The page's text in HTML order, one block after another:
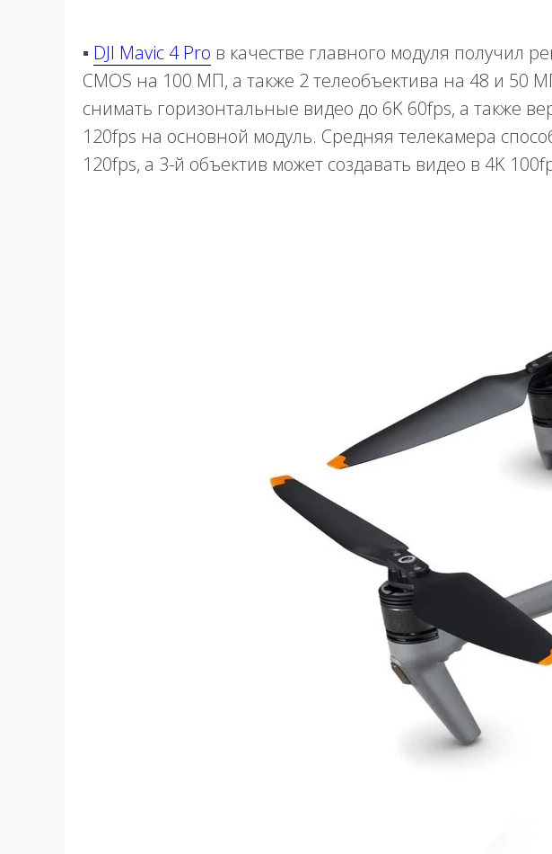
▪️ DJI Mavic 4 Pro в качестве главного модуля получил
CMOS на 100 МП, а также 2 телеобъектива на 48 и 50
снимать горизонтальные видео до 6K 60fps, а также
120fps на основной модуль. Средняя телекамера
120fps, а 3-й объектив может создавать видео в 4K